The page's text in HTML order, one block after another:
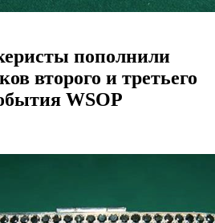
пополнили
второго и третьего
WSOP